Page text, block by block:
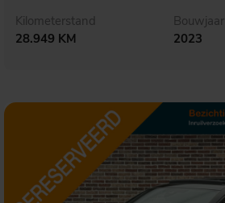
Kilometerstand
28.949 KM
Bouwjaar
2023